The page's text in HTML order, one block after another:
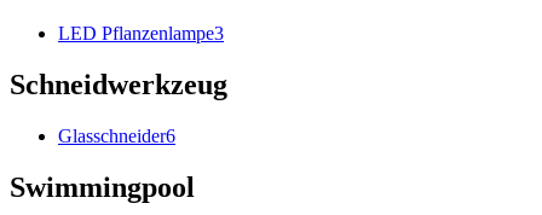
LED Pflanzenlampe3
Schneidwerkzeug
Glasschneider6
Swimmingpool